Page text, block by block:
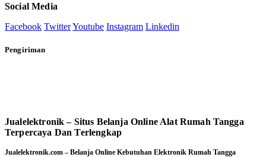
Social Media
Facebook TwitterYoutube Instagram Linkedin
Pengiriman
Jualelektronik – Situs Belanja Online Alat Rumah Tangga
Terpercaya Dan Terlengkap
Jualelektronik.com – Belanja Online Kebutuhan Elektronik Rumah Tangga